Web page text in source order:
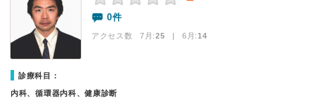
0件
アクセス数 7月:25 | 6月:14
診療科目：
内科、循環器内科、健康診断